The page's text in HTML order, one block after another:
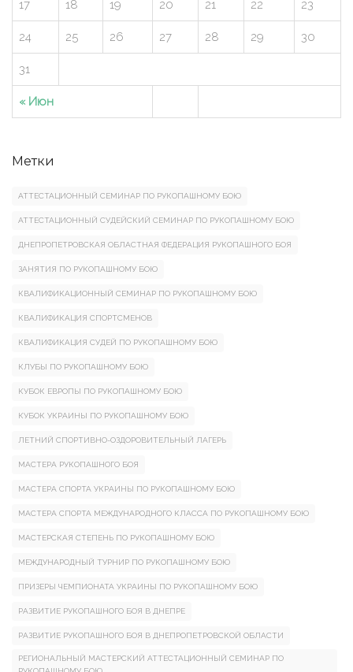
« Июн
17 18 19 20 21 22 23
24 25 26 27 28 29 30
31
Метки
АТТЕСТАЦИОННЫЙ СЕМИНАР ПО РУКОПАШНОМУ БОЮ
АТТЕСТАЦИОННЫЙ СУДЕЙСКИЙ СЕМИНАР ПО РУКОПАШНОМУ БОЮ
ДНЕПРОПЕТРОВСКАЯ ОБЛАСТНАЯ ФЕДЕРАЦИЯ РУКОПАШНОГО БОЯ
ЗАНЯТИЯ ПО РУКОПАШНОМУ БОЮ
КВАЛИФИКАЦИОННЫЙ СЕМИНАР ПО РУКОПАШНОМУ БОЮ
КВАЛИФИКАЦИЯ СПОРТСМЕНОВ
КВАЛИФИКАЦИЯ СУДЕЙ ПО РУКОПАШНОМУ БОЮ
КЛУБЫ ПО РУКОПАШНОМУ БОЮ
КУБОК ЕВРОПЫ ПО РУКОПАШНОМУ БОЮ
КУБОК УКРАИНЫ ПО РУКОПАШНОМУ БОЮ
ЛЕТНИЙ СПОРТИВНО-ОЗДОРОВИТЕЛЬНЫЙ ЛАГЕРЬ
МАСТЕРА РУКОПАШНОГО БОЯ
МАСТЕРА СПОРТА УКРАИНЫ ПО РУКОПАШНОМУ БОЮ
МАСТЕРА СПОРТА МЕЖДУНАРОДНОГО КЛАССА ПО РУКОПАШНОМУ БОЮ
МАСТЕРСКАЯ СТЕПЕНЬ ПО РУКОПАШНОМУ БОЮ
МЕЖДУНАРОДНЫЙ ТУРНИР ПО РУКОПАШНОМУ БОЮ
ПРИЗЕРЫ ЧЕМПИОНАТА УКРАИНЫ ПО РУКОПАШНОМУ БОЮ
РАЗВИТИЕ РУКОПАШНОГО БОЯ В ДНЕПРЕ
РАЗВИТИЕ РУКОПАШНОГО БОЯ В ДНЕПРОПЕТРОВСКОЙ ОБЛАСТИ
РЕГИОНАЛЬНЫЙ МАСТЕРСКИЙ АТТЕСТАЦИОННЫЙ СЕМИНАР ПО